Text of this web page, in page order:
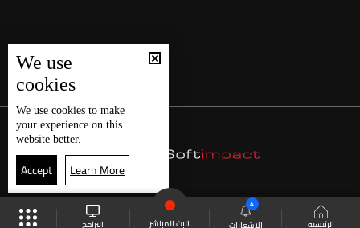
الرئيسية
4
البث المباشر البرامج
We use
cookies
We use cookies to make
your experience on this
website better.
Accept Learn More